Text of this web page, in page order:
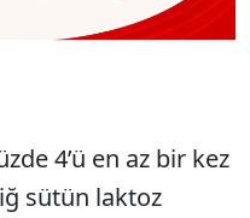
4’ü en az bir kez
sütün laktoz